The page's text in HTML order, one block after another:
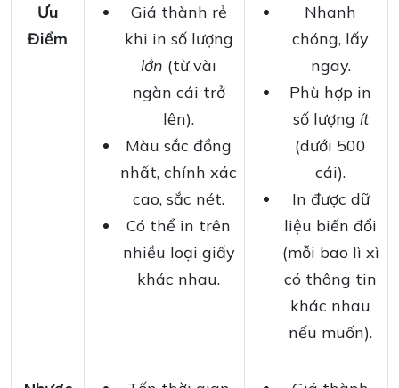
Ưu
Điểm
Giá thành rẻ
khi in số lượng
lớn (từ vài
ngàn cái trở
lên).
Màu sắc đồng
nhất, chính xác
cao, sắc nét.
Có thể in trên
nhiều loại giấy
khác nhau.
Nhanh
chóng, lấy
ngay.
Phù hợp in
số lượng ít
(dưới 500
cái).
In được dữ
liệu biến đổi
(mỗi bao lì xì
có thông tin
khác nhau
nếu muốn).